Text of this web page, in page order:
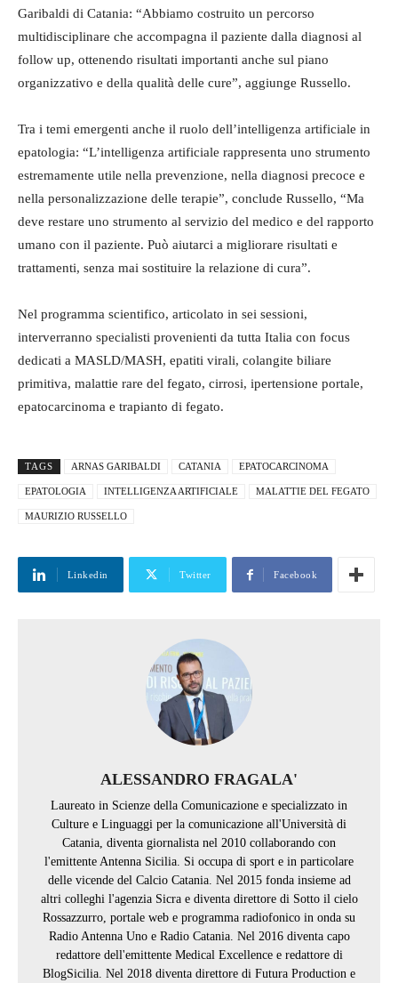
Garibaldi di Catania: “Abbiamo costruito un percorso
multidisciplinare che accompagna il paziente dalla diagnosi al
follow up, ottenendo risultati importanti anche sul piano
organizzativo e della qualità delle cure”, aggiunge Russello.
Tra i temi emergenti anche il ruolo dell’intelligenza artificiale in
epatologia: “L’intelligenza artificiale rappresenta uno strumento
estremamente utile nella prevenzione, nella diagnosi precoce e
nella personalizzazione delle terapie”, conclude Russello, “Ma
deve restare uno strumento al servizio del medico e del rapporto
umano con il paziente. Può aiutarci a migliorare risultati e
trattamenti, senza mai sostituire la relazione di cura”.
Nel programma scientifico, articolato in sei sessioni,
interverranno specialisti provenienti da tutta Italia con focus
dedicati a MASLD/MASH, epatiti virali, colangite biliare
primitiva, malattie rare del fegato, cirrosi, ipertensione portale,
epatocarcinoma e trapianto di fegato.
TAGS ARNAS GARIBALDI CATANIA EPATOCARCINOMA
EPATOLOGIA INTELLIGENZA ARTIFICIALE MALATTIE DEL FEGATO
MAURIZIO RUSSELLO
Linkedin Twitter Facebook
ALESSANDRO FRAGALA'
Laureato in Scienze della Comunicazione e specializzato in
Culture e Linguaggi per la comunicazione all'Università di
Catania, diventa giornalista nel 2010 collaborando con
l'emittente Antenna Sicilia. Si occupa di sport e in particolare
delle vicende del Calcio Catania. Nel 2015 fonda insieme ad
altri colleghi l'agenzia Sicra e diventa direttore di Sotto il cielo
Rossazzurro, portale web e programma radiofonico in onda su
Radio Antenna Uno e Radio Catania. Nel 2016 diventa capo
redattore dell'emittente Medical Excellence e redattore di
BlogSicilia. Nel 2018 diventa direttore di Futura Production e